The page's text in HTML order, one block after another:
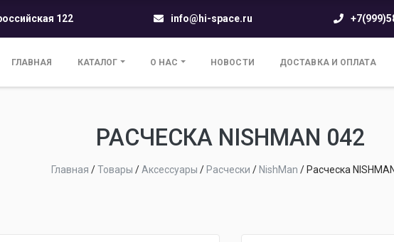
122 info@hi-space.ru
ГЛАВНАЯ КАТАЛОГ О НАС НОВОСТИ ДОСТАВКА И ОПЛАТА
РАСЧЕСКА NISHMAN 042
Главная /Товары /Аксессуары / Расчески / NishMan / Расческа